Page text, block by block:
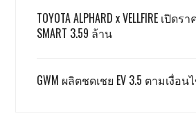
TOYOTA ALPHARD x VELLFIRE เปิ
SMART 3.59 ล้าน
GWM ผลิตชดเชย EV 3.5 ตามเงื่อ